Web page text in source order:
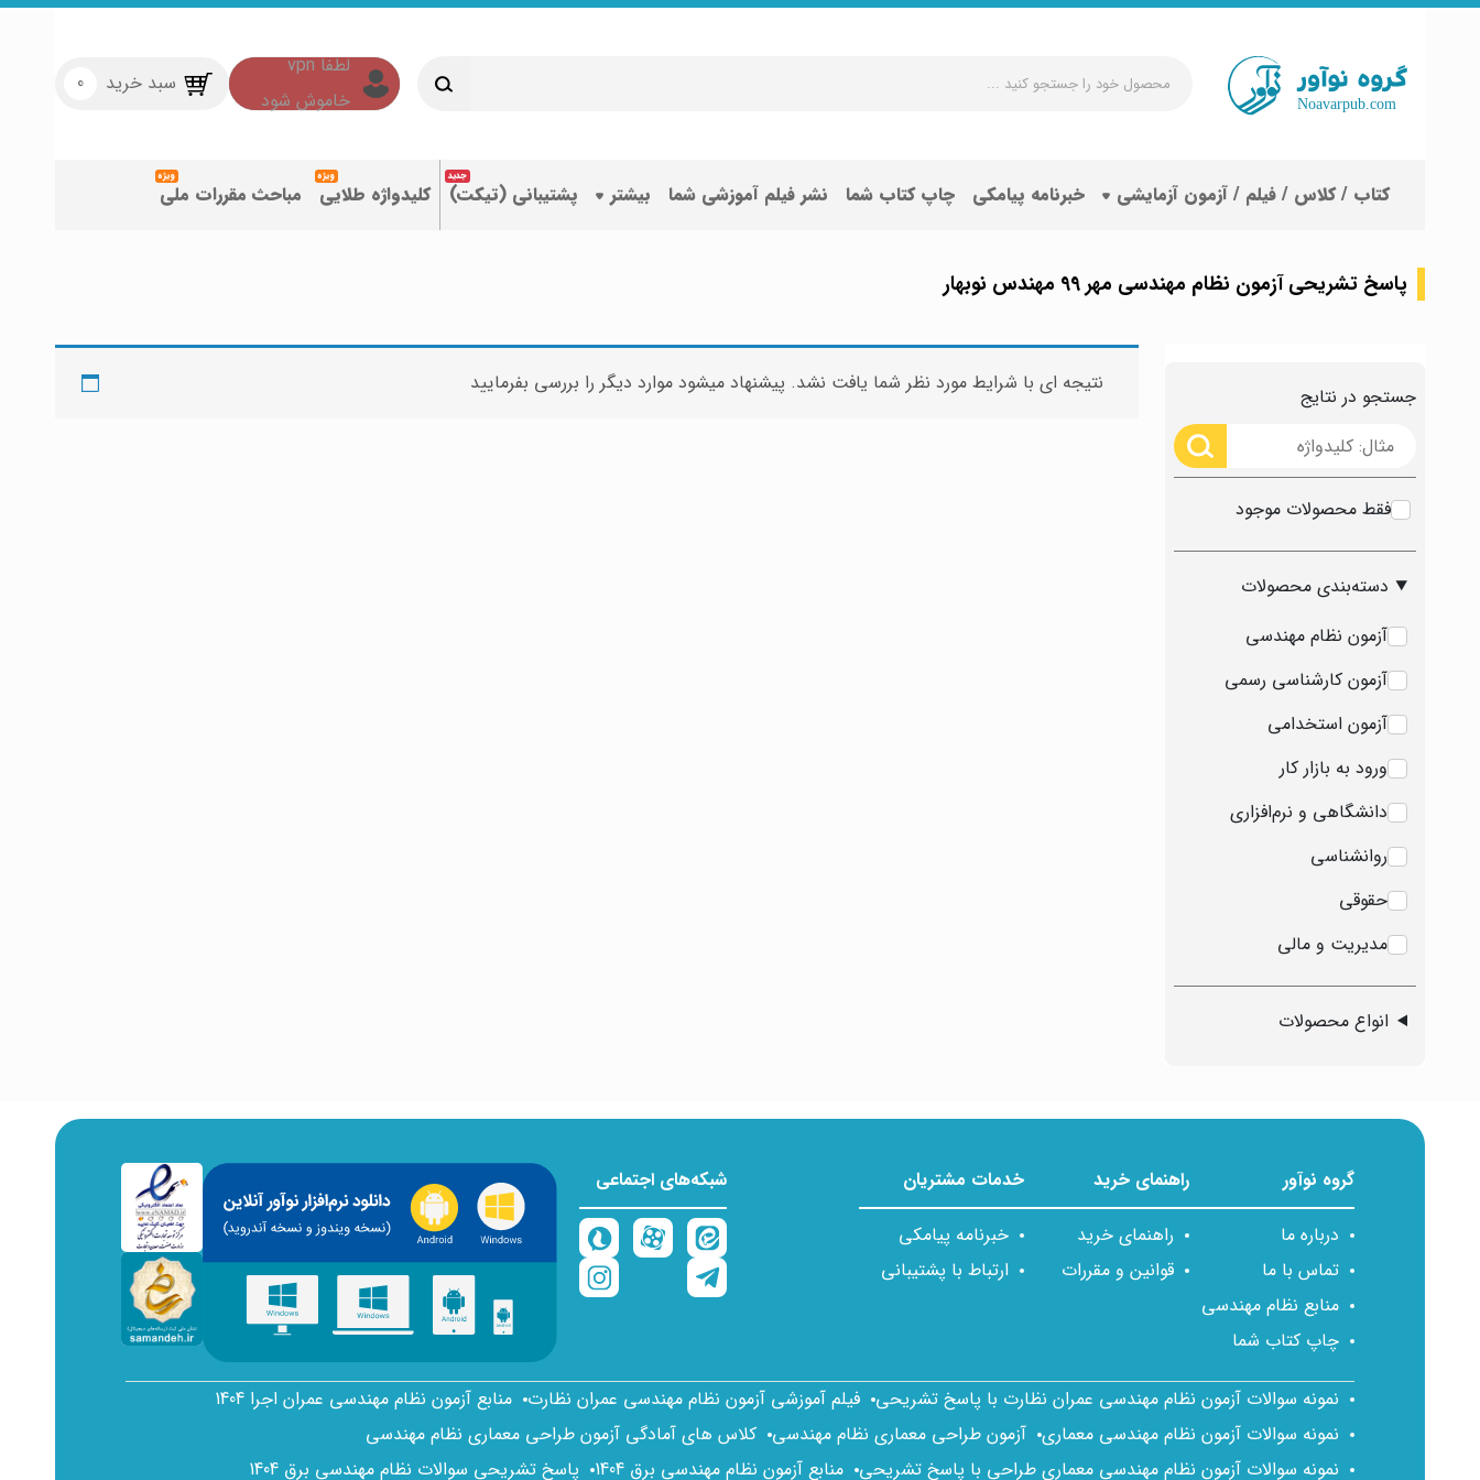
جستجو
کنید
سبد خرید 0
کتاب / کلاس / فیلم / آزمون آزمایشی خبرنامه پیامکی چاپ کتاب شما نشر فیلم آموزشی شما بیشتر پشتیبانی (تیکت) کلیدواژه طلایی مباحث مقررات ملی
پاسخ تشریحی آزمون نظام مهندسی مهر 99 مهندس نوبهار
جستجو در نتایج
فقط محصولات موجود
دسته‌بندی محصولات
آزمون نظام مهندسی
آزمون کارشناسی رسمی
آزمون استخدامی
ورود به بازار کار
دانشگاهی و نرم‌افزاری
روانشناسی
حقوقی
مدیریت و مالی
انواع محصولات
نتیجه ای با شرایط مورد نظر شما یافت نشد. پیشنهاد میشود موارد دیگر را بررسی بفرمایید
گروه نوآور
درباره ما
تماس با ما
منابع نظام مهندسی
چاپ کتاب شما
راهنمای خرید
راهنمای خرید
قوانین و مقررات
خدمات مشتریان
خبرنامه پیامکی
ارتباط با پشتیبانی
شبکه‌های اجتماعی
نمونه سوالات آزمون نظام مهندسی عمران نظارت با پاسخ تشریحی فیلم آموزشی آزمون نظام مهندسی عمران نظارت منابع آزمون نظام مهندسی عمران اجرا 1404
نمونه سوالات آزمون نظام مهندسی معماری آزمون طراحی معماری نظام مهندسی کلاس های آمادگی آزمون طراحی معماری نظام مهندسی
نمونه سوالات آزمون نظام مهندسی معماری طراحی با پاسخ تشریحی منابع آزمون نظام مهندسی برق 1404 پاسخ تشریحی سوالات نظام مهندسی برق 1404